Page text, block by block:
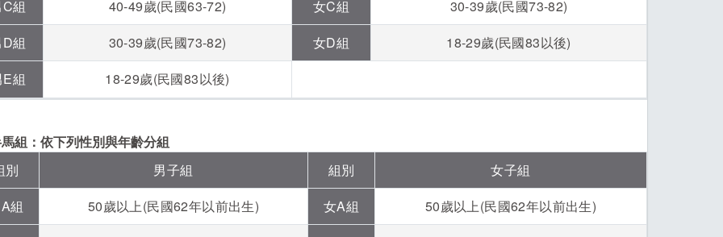
組
40-49歲(民國63-72) 女C組
30-39歲(民國73-82)
組
30-39歲(民國73-82) 女D組
18-29歲(民國83以後)
組
18-29歲(民國83以後)
組：依下列性別與年齡分組
別
男子組 組別
女子組
組
50歲以上(民國62年以前出生) 女A組
50歲以上(民國62年以前出生)